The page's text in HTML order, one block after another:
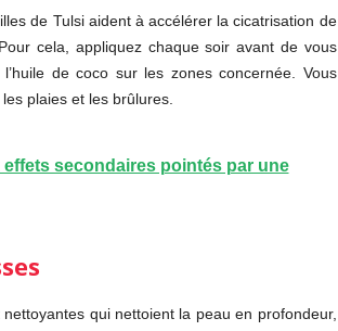
de Tulsi aident à accélérer la cicatrisation de
cela, appliquez chaque soir avant de vous
de coco sur les zones concernée. Vous
plaies et les brûlures.
secondaires pointés par une
qui nettoient la peau en profondeur,